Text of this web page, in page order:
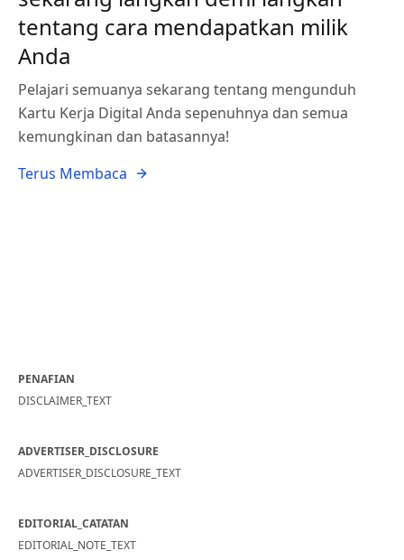
tentang cara mendapatkan milik
Anda
Pelajari semuanya sekarang tentang mengunduh
Kartu Kerja Digital Anda sepenuhnya dan semua
kemungkinan dan batasannya!
Terus Membaca
PENAFIAN
DISCLAIMER_TEXT
ADVERTISER_DISCLOSURE
ADVERTISER_DISCLOSURE_TEXT
EDITORIAL_CATATAN
EDITORIAL_NOTE_TEXT